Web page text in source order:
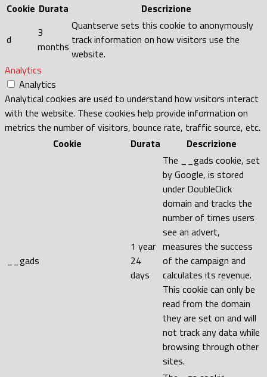
Cookie Durata Descrizione
d
3
months
Quantserve sets this cookie to anonymously
track information on how visitors use the
website.
Analytics
Analytics
Analytical cookies are used to understand how visitors interact
with the website. These cookies help provide information on
metrics the number of visitors, bounce rate, traffic source, etc.
Cookie
Durata Descrizione
__gads
1 year
24
days
The __gads cookie, set
by Google, is stored
under DoubleClick
domain and tracks the
number of times users
see an advert,
measures the success
of the campaign and
calculates its revenue.
This cookie can only be
read from the domain
they are set on and will
not track any data while
browsing through other
sites.